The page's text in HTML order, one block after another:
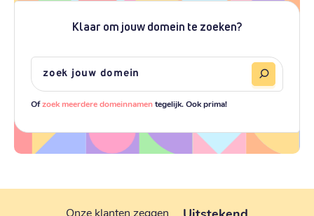
Klaar om jouw domein te zoeken?
Ofzoek meerdere domeinnamentegelijk. Ook prima!
Onze klanten zeggen